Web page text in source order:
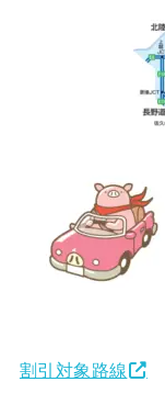
割引対象路線